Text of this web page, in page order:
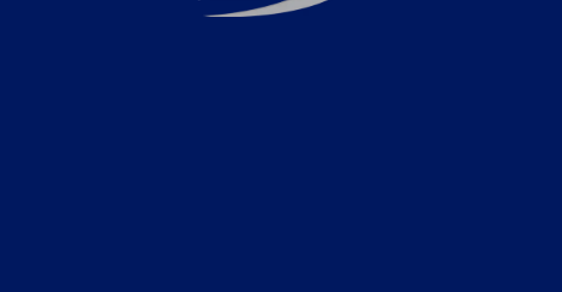
entre o estabelecimento e o público,
identidade e os valores da marca.
soluções modernas em comunicação
duráveis e com alto impacto estético. A